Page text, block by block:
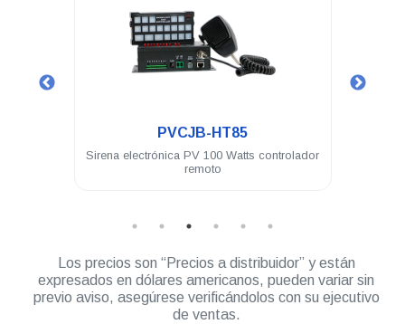
PVCJB-HT85
Sirena electrónica PV 100 Watts controlador
remoto
Los precios son “Precios a distribuidor” y están
expresados en dólares americanos, pueden variar sin
previo aviso, asegúrese verificándolos con su ejecutivo
de ventas.